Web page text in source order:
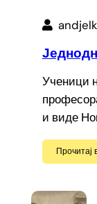
Ученици
и виде
Прочитај